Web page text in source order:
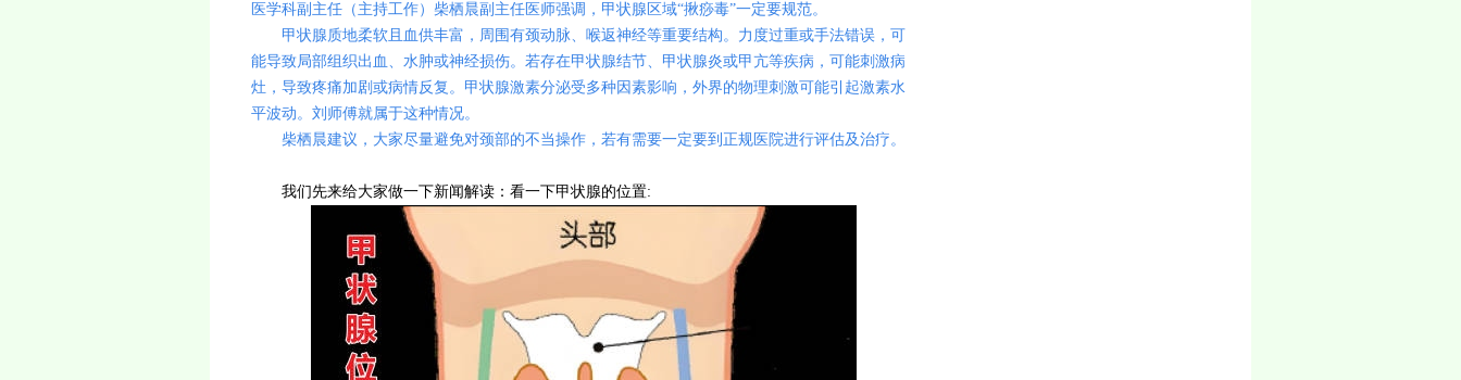
医学科副主任（主持工作）柴栖晨副主任医师强调，甲状腺区域“揪痧毒”一定要规范。
甲状腺质地柔软且血供丰富，周围有颈动脉、喉返神经等重要结构。力度过重或手法错误，可
能导致局部组织出血、水肿或神经损伤。若存在甲状腺结节、甲状腺炎或甲亢等疾病，可能刺激病
灶，导致疼痛加剧或病情反复。甲状腺激素分泌受多种因素影响，外界的物理刺激可能引起激素水
平波动。刘师傅就属于这种情况。
柴栖晨建议，大家尽量避免对颈部的不当操作，若有需要一定要到正规医院进行评估及治疗。
我们先来给大家做一下新闻解读：看一下甲状腺的位置: